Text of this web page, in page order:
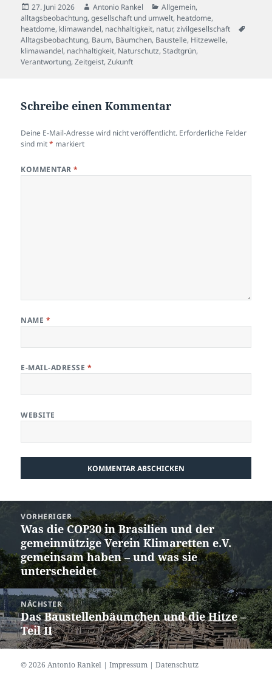
Veröffentlicht
am
27. Juni 2026 Autor
Antonio Rankel Kategorien
Allgemein,
alltagsbeobachtung,gesellschaft und umwelt, heatdome,
heatdome, klimawandel, nachhaltigkeit, natur,zivilgesellschaft
Alltagsbeobachtung, Baum, Bäumchen, Baustelle, Hitzewelle,
klimawandel, nachhaltigkeit, Naturschutz,Stadtgrün,
Verantwortung,Zeitgeist,Zukunft
Schreibe einen Kommentar
Deine E-Mail-Adresse wird nicht veröffentlicht. Erforderliche Felder
sind mit* markiert
KOMMENTAR*
NAME *
E-MAIL-ADRESSE *
WEBSITE
Beitragsnavigation
VORHERIGER
Vorheriger
Beitrag:
Was die COP30 in Brasilien und der
gemeinnützige Verein Klimaretten e.V.
gemeinsam haben – und was sie
unterscheidet
NÄCHSTER
Nächster
Beitrag:
Das Baustellenbäumchen und die Hitze –
Teil II
© 2026 Antonio Rankel |Impressum |Datenschutz